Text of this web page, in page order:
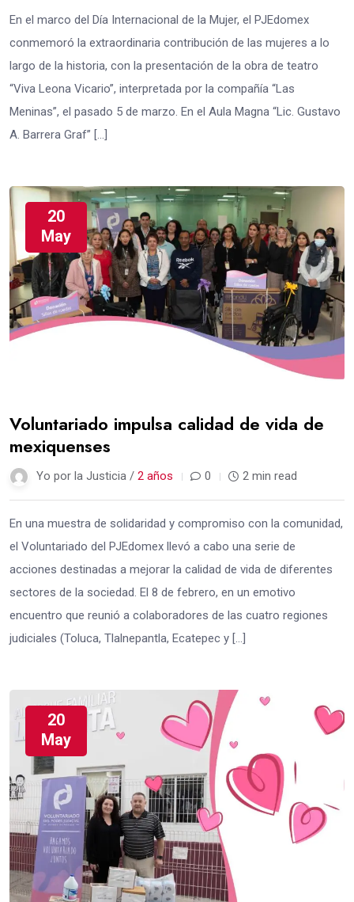
En el marco del Día Internacional de la Mujer, el PJEdomex
conmemoró la extraordinaria contribución de las mujeres a lo
largo de la historia, con la presentación de la obra de teatro
“Viva Leona Vicario”, interpretada por la compañía “Las
Meninas”, el pasado 5 de marzo. En el Aula Magna “Lic. Gustavo
A. Barrera Graf” […]
20
May
Voluntariado impulsa calidad de vida de
mexiquenses
Yo por la Justicia / 2 años 0 2 min read
En una muestra de solidaridad y compromiso con la comunidad,
el Voluntariado del PJEdomex llevó a cabo una serie de
acciones destinadas a mejorar la calidad de vida de diferentes
sectores de la sociedad. El 8 de febrero, en un emotivo
encuentro que reunió a colaboradores de las cuatro regiones
judiciales (Toluca, Tlalnepantla, Ecatepec y […]
20
May